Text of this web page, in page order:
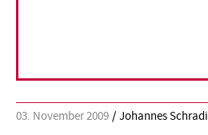
03. November 2009 Johannes Schradi